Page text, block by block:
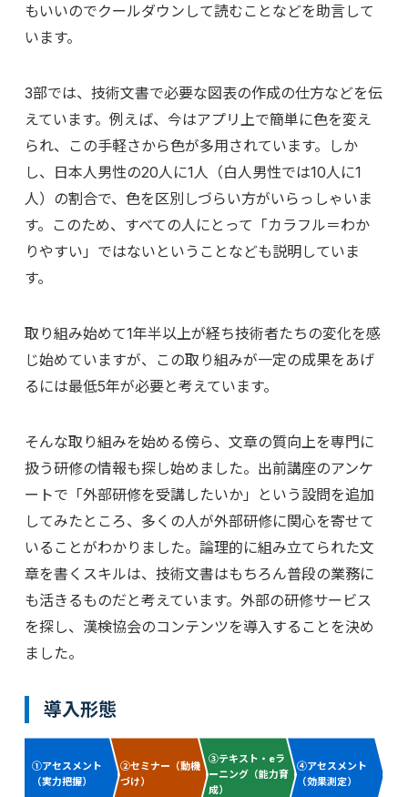
もいいのでクールダウンして読むことなどを助言して
います。
3部では、技術文書で必要な図表の作成の仕方などを伝
えています。例えば、今はアプリ上で簡単に色を変え
られ、この手軽さから色が多用されています。しか
し、日本人男性の20人に1人（白人男性では10人に1
人）の割合で、色を区別しづらい方がいらっしゃいま
す。このため、すべての人にとって「カラフル＝わか
りやすい」ではないということなども説明していま
す。
取り組み始めて1年半以上が経ち技術者たちの変化を感
じ始めていますが、この取り組みが一定の成果をあげ
るには最低5年が必要と考えています。
そんな取り組みを始める傍ら、文章の質向上を専門に
扱う研修の情報も探し始めました。出前講座のアンケ
ートで「外部研修を受講したいか」という設問を追加
してみたところ、多くの人が外部研修に関心を寄せて
いることがわかりました。論理的に組み立てられた文
章を書くスキルは、技術文書はもちろん普段の業務に
も活きるものだと考えています。外部の研修サービス
を探し、漢検協会のコンテンツを導入することを決め
ました。
導入形態
①アセスメント
（実力把握）
②セミナー（動機
づけ）
③テキスト・eラ
ーニング（能力育
成）
④アセスメント
（効果測定）